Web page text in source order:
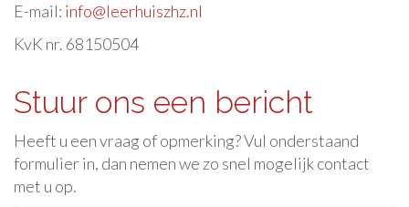
E-mail: info@leerhuiszhz.nl
KvK nr. 68150504
Stuur ons een bericht
Heeft u een vraag of opmerking? Vul onderstaand
formulier in, dan nemen we zo snel mogelijk contact
met u op.